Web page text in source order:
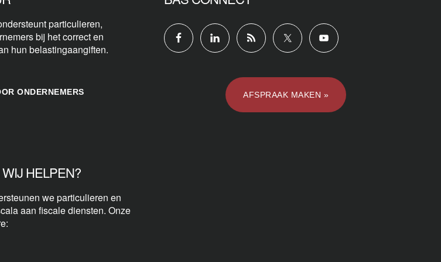
particulieren,
bij het correct en
hun belastingaangiften.
ONDERNEMERS
HELPEN?
we particulieren en
aan fiscale diensten. Onze
AFSPRAAK MAKEN »